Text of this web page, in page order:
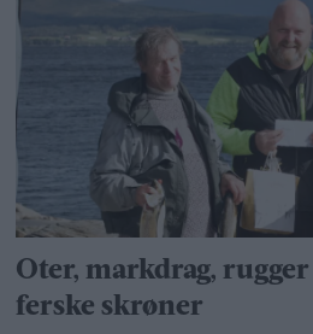
Oter, markdrag,
ferske skrøner